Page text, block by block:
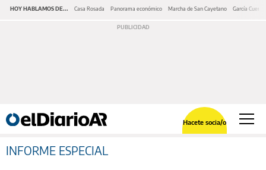
HOY HABLAMOS DE... Casa Rosada Panorama económico Marcha de San Cayetano García Cuerva
Hacete socia/o
INFORME ESPECIAL